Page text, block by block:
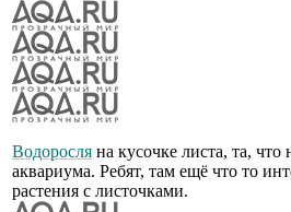
Водоросля на кусочке листа, та,
аквариума. Ребят, там ещё что то
растения с листочками.